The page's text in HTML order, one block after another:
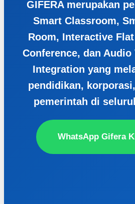
GIFERA merupakan
Smart Classroom,
Room, Interactive
Conference, dan
Integration yang
pendidikan,
pemerintah di
WhatsApp Gifera